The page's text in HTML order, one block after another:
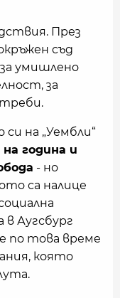
През
съд
умишлено
за
на „Уембли“
на година и
- но
са налице
в Аугсбург
по това време
която